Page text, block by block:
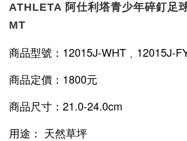
ATHLETA 阿仕利塔青少年碎釘足
MT
商品型號：12015J-WHT﹑ 12015J-
商品定價：1800元
商品尺寸：21.0-24.0cm
用途： 天然草坪